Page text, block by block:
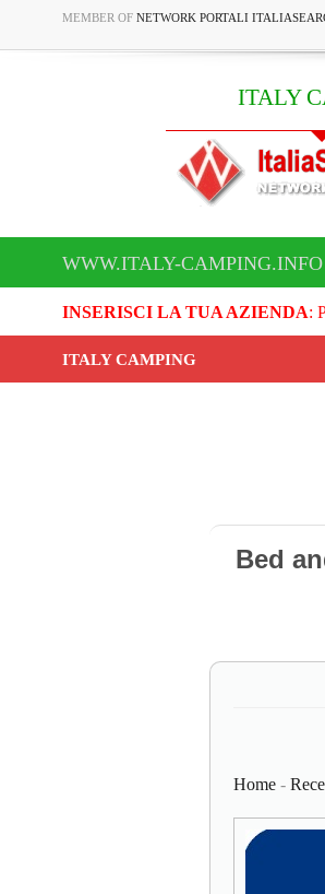
MEMBER OF NETWORK PORTALI
ITALY
WWW.ITALY-
INSERISCI LA TUA AZIENDA:
ITALY CAMPING
Bed
Home -